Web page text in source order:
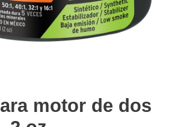
motor de dos